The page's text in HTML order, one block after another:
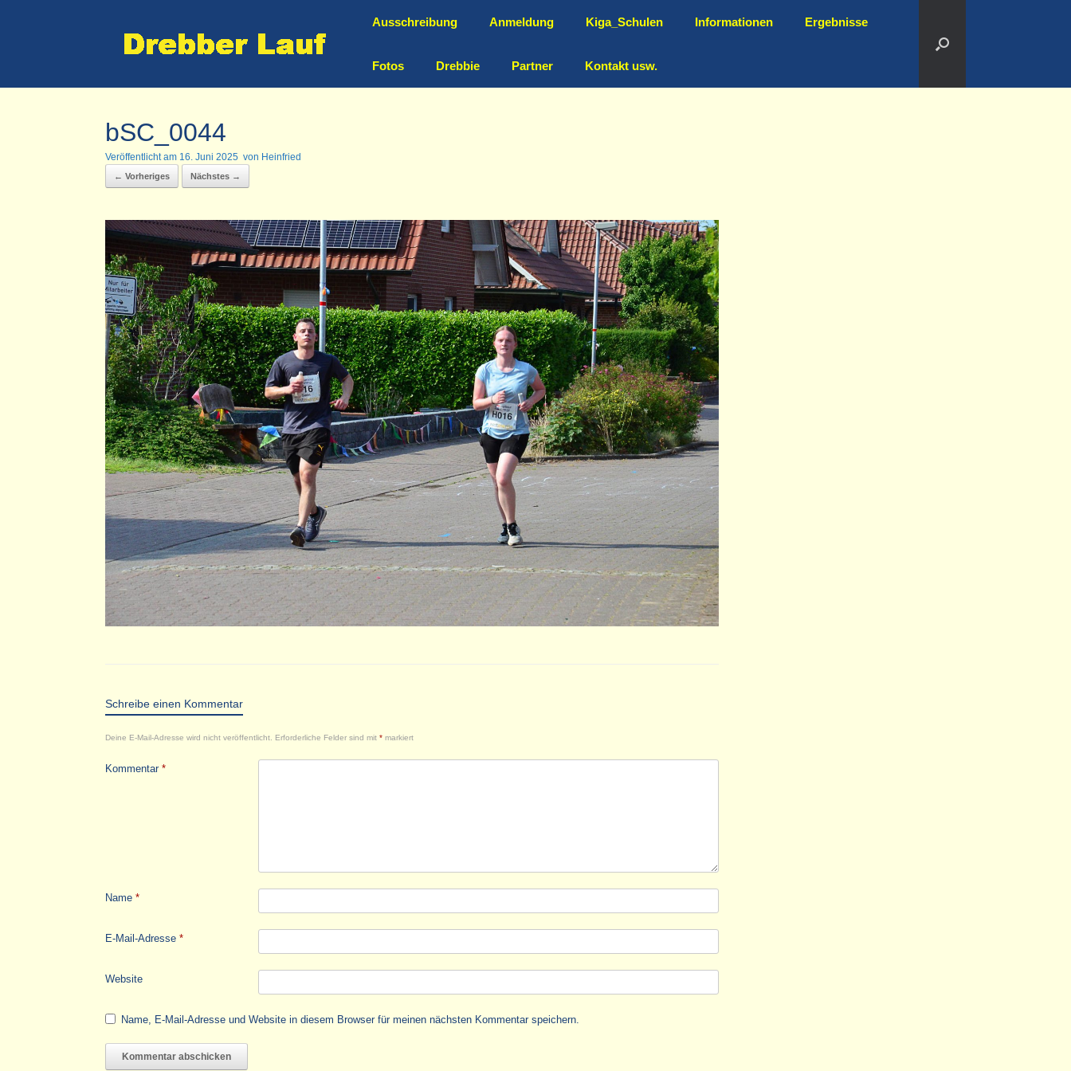
Ausschreibung Anmeldung Kiga_Schulen Informationen Ergebnisse
Fotos Drebbie Partner Kontakt usw.
bSC_0044
Veröffentlicht am 16. Juni 2025 von Heinfried
← Vorheriges Nächstes →
Schreibe einen Kommentar
Deine E-Mail-Adresse wird nicht veröffentlicht. Erforderliche Felder sind mit * markiert
Kommentar *
Name *
E-Mail-Adresse *
Website
Name, E-Mail-Adresse und Website in diesem Browser für meinen nächsten Kommentar speichern.